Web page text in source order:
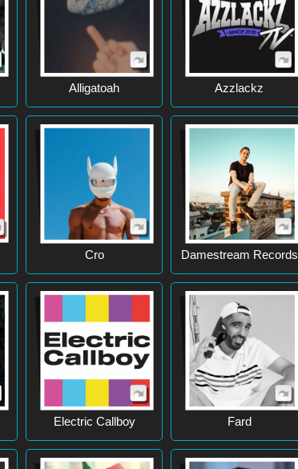
Alligatoah Azzlackz
Cro Damestream Records
Electric Callboy Fard